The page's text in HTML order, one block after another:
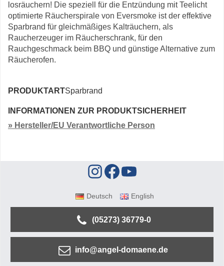
losräuchern! Die speziell für die Entzündung mit Teelicht
optimierte Räucherspirale von Eversmoke ist der effektive
Sparbrand für gleichmäßiges Kalträuchern, als
Raucherzeuger im Räucherschrank, für den
Rauchgeschmack beim BBQ und günstige Alternative zum
Räucherofen.
PRODUKTARTSparbrand
INFORMATIONEN ZUR PRODUKTSICHERHEIT
» Hersteller/EU Verantwortliche Person
Deutsch English
(05273) 36779-0
info@angel-domaene.de